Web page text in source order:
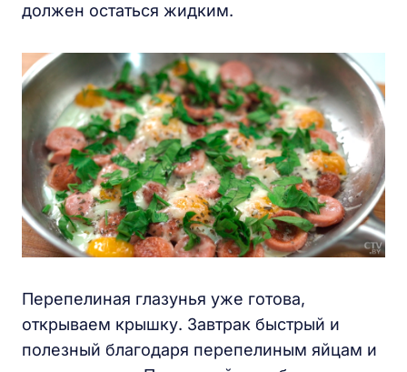
должен остаться жидким.
Перепелиная глазунья уже готова,
открываем крышку. Завтрак быстрый и
полезный благодаря перепелиным яйцам и